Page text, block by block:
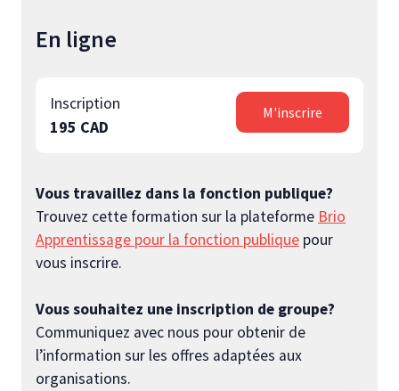
En ligne
Inscription
195 CAD
M'inscrire
Vous travaillez dans la fonction publique?
Trouvez cette formation sur la plateforme Brio
Apprentissage pour la fonction publique pour
vous inscrire.
Vous souhaitez une inscription de groupe?
Communiquez avec nous pour obtenir de
l’information sur les offres adaptées aux
organisations.